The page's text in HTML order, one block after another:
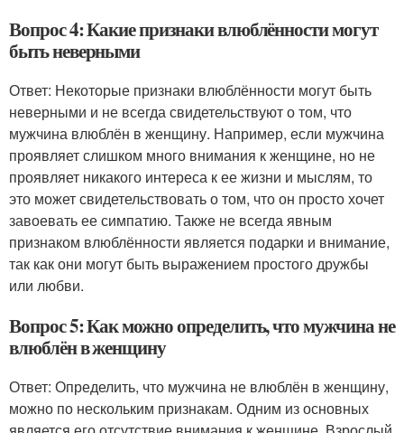
Вопрос 4: Какие признаки влюблённости могут
быть неверными
Ответ: Некоторые признаки влюблённости могут быть
неверными и не всегда свидетельствуют о том, что
мужчина влюблён в женщину. Например, если мужчина
проявляет слишком много внимания к женщине, но не
проявляет никакого интереса к ее жизни и мыслям, то
это может свидетельствовать о том, что он просто хочет
завоевать ее симпатию. Также не всегда явным
признаком влюблённости является подарки и внимание,
так как они могут быть выражением простого дружбы
или любви.
Вопрос 5: Как можно определить, что мужчина не
влюблён в женщину
Ответ: Определить, что мужчина не влюблён в женщину,
можно по нескольким признакам. Одним из основных